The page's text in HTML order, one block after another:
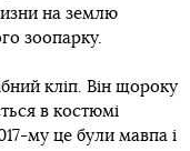
на землю
зоопарку.
кліп. Він щороку
в костюмі
му це були мавпа і